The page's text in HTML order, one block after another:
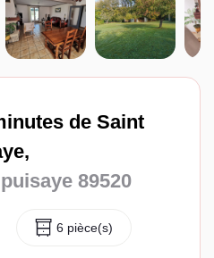
de Saint
89520
6 pièce(s)